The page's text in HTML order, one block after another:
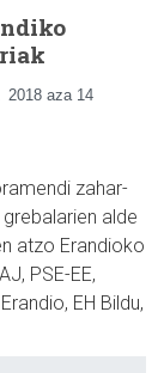
2018 aza 14
zahar-
alde
atzo Erandioko
PSE-EE,
EH Bildu,